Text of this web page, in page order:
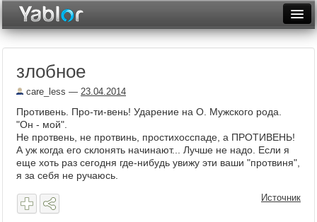
Архив
злобное
care_less — 23.04.2014
Противень. Про-ти-вень! Ударение на О. Мужского рода.
"Он - мой".
Не протвень, не протвинь, простихосспаде, а ПРОТИВЕНЬ!
А уж когда его склонять начинают... Лучше не надо. Если я
еще хоть раз сегодня где-нибудь увижу эти ваши "протвиня",
я за себя не ручаюсь.
Источник